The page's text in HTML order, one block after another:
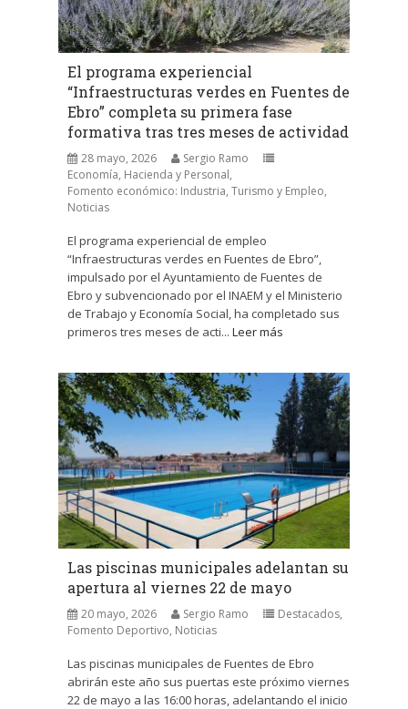
El programa experiencial
“Infraestructuras verdes en Fuentes de
Ebro” completa su primera fase
formativa tras tres meses de actividad
28 mayo, 2026
Sergio Ramo
Economía, Hacienda y Personal,
Fomento económico: Industria, Turismo y Empleo,
Noticias
El programa experiencial de empleo
“Infraestructuras verdes en Fuentes de Ebro”,
impulsado por el Ayuntamiento de Fuentes de
Ebro y subvencionado por el INAEM y el Ministerio
de Trabajo y Economía Social, ha completado sus
primeros tres meses de acti... Leer más
Las piscinas municipales adelantan su
apertura al viernes 22 de mayo
20 mayo, 2026 Sergio Ramo Destacados,
Fomento Deportivo, Noticias
Las piscinas municipales de Fuentes de Ebro
abrirán este año sus puertas este próximo viernes
22 de mayo a las 16:00 horas, adelantando el inicio